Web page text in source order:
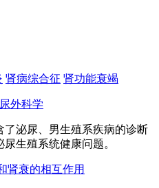
肾病综合征 肾功能衰竭
外科学
了泌尿、男生殖系疾病的诊断
生殖系统健康问题。
肾衰的相互作用